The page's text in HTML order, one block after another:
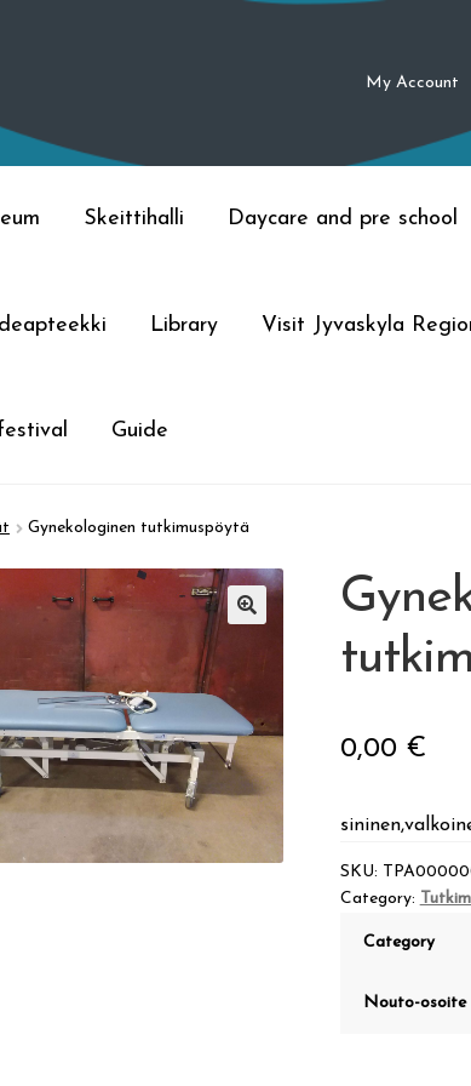
My Account
Skeittihalli Daycare and pre school
Library Visit Jyvaskyla
Guide
Gynekologinen tutkimuspöytä
0,00 €
SKU:
Category:
Category
Nouto-osoite